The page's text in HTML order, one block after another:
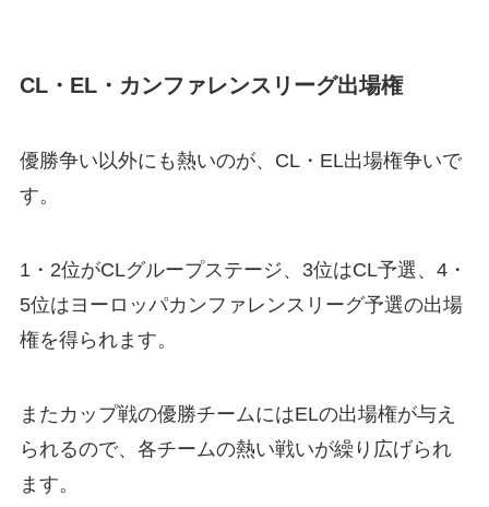
CL・EL・カンファレンスリーグ出場権
優勝争い以外にも熱いのが、CL・EL出場権争いで
す。
1・2位がCLグループステージ、3位はCL予選、4・
5位はヨーロッパカンファレンスリーグ予選の出場
権を得られます。
またカップ戦の優勝チームにはELの出場権が与え
られるので、各チームの熱い戦いが繰り広げられ
ます。